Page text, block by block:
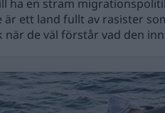
ha en stram
är ett land fullt av rasister
de väl förstår vad den